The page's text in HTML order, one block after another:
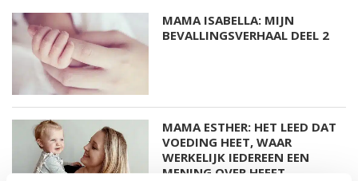
MAMA ISABELLA: MIJN
BEVALLINGSVERHAAL DEEL 2
MAMA ESTHER: HET LEED DAT
VOEDING HEET, WAAR
WERKELIJK IEDEREEN EEN
MENING OVER HEEFT…